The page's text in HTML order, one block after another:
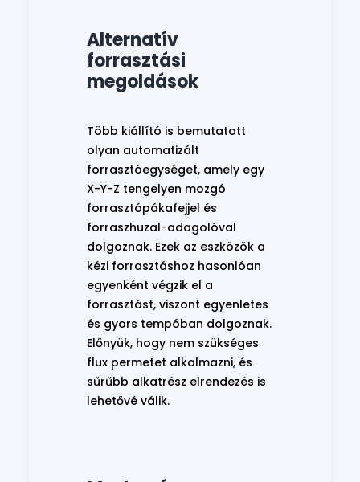
Alternatív
forrasztási
megoldások
Több kiállító is bemutatott
olyan automatizált
forrasztóegységet, amely egy
X-Y-Z tengelyen mozgó
forrasztópákafejjel és
forraszhuzal-adagolóval
dolgoznak. Ezek az eszközök a
kézi forrasztáshoz hasonlóan
egyenként végzik el a
forrasztást, viszont egyenletes
és gyors tempóban dolgoznak.
Előnyük, hogy nem szükséges
flux permetet alkalmazni, és
sűrűbb alkatrész elrendezés is
lehetővé válik.